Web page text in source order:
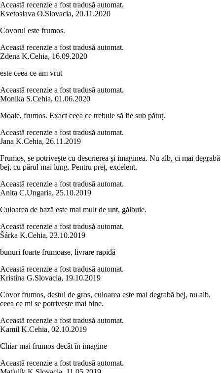
Această recenzie a fost tradusă automat.
Kvetoslava O.Slovacia, 20.11.2020
Covorul este frumos.
Această recenzie a fost tradusă automat.
Zdena K.Cehia, 16.09.2020
este ceea ce am vrut
Această recenzie a fost tradusă automat.
Monika S.Cehia, 01.06.2020
Moale, frumos. Exact ceea ce trebuie să fie sub pătuț.
Această recenzie a fost tradusă automat.
Jana K.Cehia, 26.11.2019
Frumos, se potrivește cu descrierea și imaginea. Nu alb, ci mai degrabă
bej, cu părul mai lung. Pentru preț, excelent.
Această recenzie a fost tradusă automat.
Anita C.Ungaria, 25.10.2019
Culoarea de bază este mai mult de unt, gălbuie.
Această recenzie a fost tradusă automat.
Šárka K.Cehia, 23.10.2019
bunuri foarte frumoase, livrare rapidă
Această recenzie a fost tradusă automat.
Kristína G.Slovacia, 19.10.2019
Covor frumos, destul de gros, culoarea este mai degrabă bej, nu alb,
ceea ce mi se potrivește mai bine.
Această recenzie a fost tradusă automat.
Kamil K.Cehia, 02.10.2019
Chiar mai frumos decât în imagine
Această recenzie a fost tradusă automat.